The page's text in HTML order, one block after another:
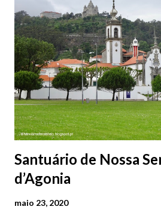
2018. Esta fotografia de janeiro de
Marinho em manutenção nos
Santuário de Nossa
d’Agonia
maio 23, 2020